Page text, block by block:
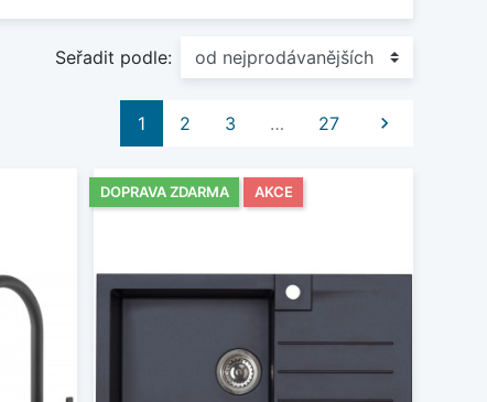
Seřadit podle:
1 2 3 … 27 Další

DOPRAVA ZDARMA AKCE